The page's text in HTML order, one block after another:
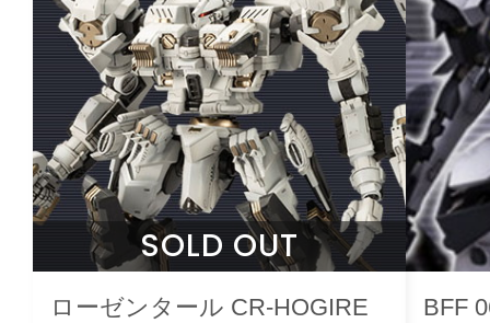
SOLD OUT
ローゼンタール CR-HOGIRE
BFF